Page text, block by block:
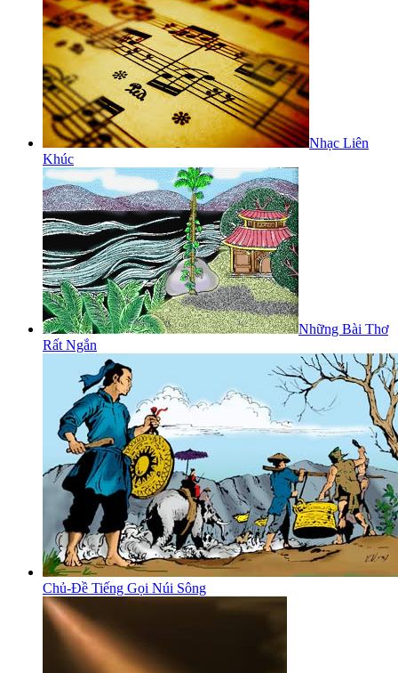
Nhạc Liên
Khúc
Những Bài Thơ
Rất Ngắn
Chủ-Đề Tiếng Gọi Núi Sông